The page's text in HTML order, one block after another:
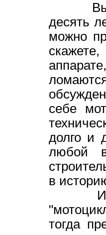
Вы
десять
можно
себе
долго и
любой
в
И тем
тогда